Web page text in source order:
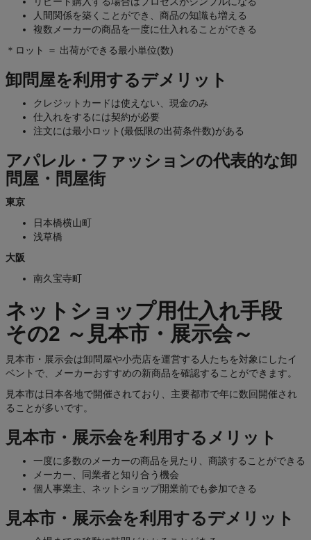
人間関係を築くことができ、商品の知識も増える
複数メーカーの商品を一度に仕入れることができる
＊ロット ＝ 出荷ができる最小単位(数)
卸問屋を利用するデメリット
クレジットカードは使えない、現金のみ
仕入れをするには契約が必要
注文には最小ロット(最低限の出荷条件数)がある
アパレル・ファッションの代表的な卸
問屋・問屋街
東京
日本橋横山町
浅草橋
大阪
南久宝寺町
ネットショップ用仕入れ手段
その2 ～見本市・展示会～
見本市・展示会は卸問屋や小売店を運営する人たちを対象にしたイ
ベントで、メーカーおすすめの新商品を確認することができます。
見本市は日本各地で開催されており、主要都市で年に数回開催され
ることが多いです。
見本市・展示会を利用するメリット
一度に多数のメーカーの商品を見たり、商談することができる
メーカー、同業者と知り合う機会
個人事業主、ネットショップ開業前でも参加できる
見本市・展示会を利用するデメリット